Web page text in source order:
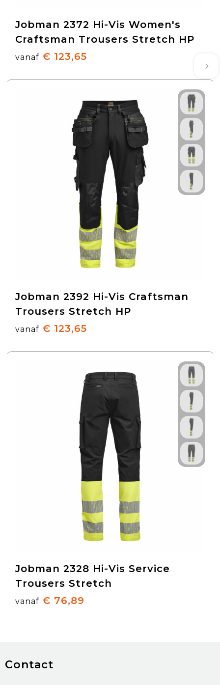
Jobman 2372 Hi-Vis Women's
Craftsman Trousers Stretch HP
vanaf € 123,65
Jobman 2392 Hi-Vis Craftsman
Trousers Stretch HP
vanaf € 123,65
Jobman 2328 Hi-Vis Service
Trousers Stretch
vanaf € 76,89
Contact